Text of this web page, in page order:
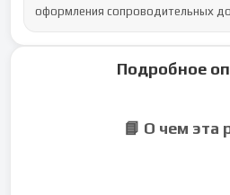
оформления сопроводительных
Подробное
📘 О чем эта